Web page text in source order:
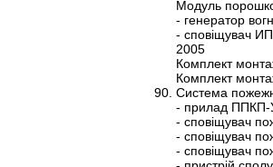
Модуль
- генератор
- сповіщувач
2005
Комплект
Комплект
Система
- прилад ППКП-
- сповіщувач
- сповіщувач
- сповіщувач